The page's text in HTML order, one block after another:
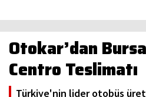
Otokar’dan
Centro Teslimatı
Türkiye'nin lider otobüs